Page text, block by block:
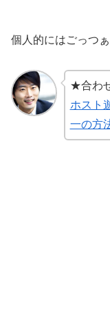
個人的にはごっつ
★合わ
ホスト
一の方